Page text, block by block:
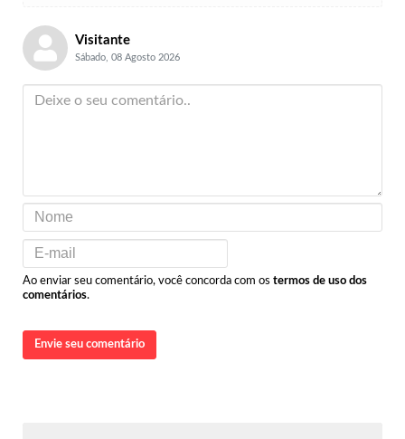
Visitante
Sábado, 08 Agosto 2026
Ao enviar seu comentário, você concorda com os termos de uso dos
comentários.
Envie seu comentário